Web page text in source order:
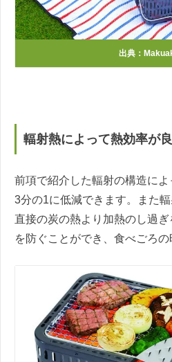
出典：
輻射熱によって熱効率が
前項で紹介した輻射の構造に
3分の1に低減できます。また
直接の炭の熱より加熱のし過
を防ぐことができ、食べごろの